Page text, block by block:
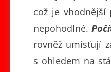
což je vhodnější
nepohodlné.
rovněž umísťují
s ohledem na